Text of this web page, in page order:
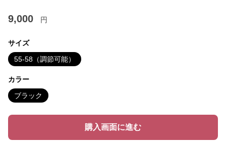
9,000 円
サイズ
55-58（調節可能）
カラー
ブラック
購入画面に進む